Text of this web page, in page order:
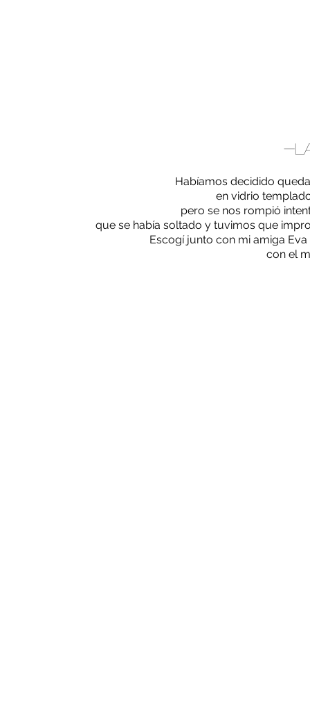
-
Habíamos decidido
en vidrio
pero se nos rompió
que se había soltado y tuvimos que
Escogí junto con mi amiga
con el